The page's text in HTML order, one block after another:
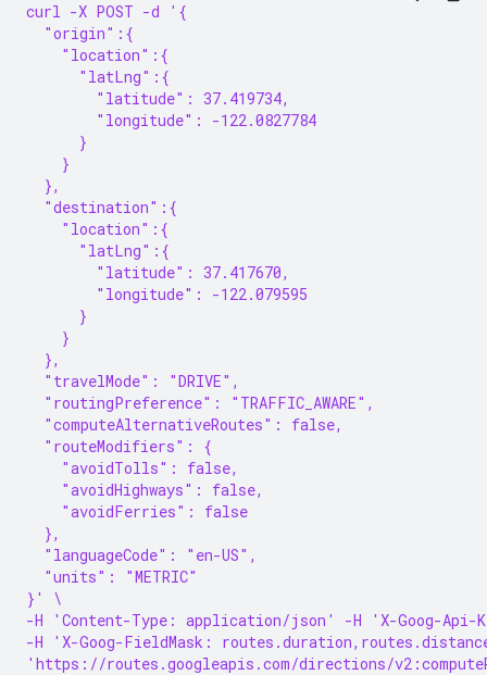
curl -X POST -d '{
  "origin":{
    "location":{
      "latLng":{
        "latitude": 37.419734,
        "longitude": -122.0827784
      }
    }
  },
  "destination":{
    "location":{
      "latLng":{
        "latitude": 37.417670,
        "longitude": -122.079595
      }
    }
  },
  "travelMode": "DRIVE",
  "routingPreference": "TRAFFIC_AWARE",
  "computeAlternativeRoutes": false,
  "routeModifiers": {
    "avoidTolls": false,
    "avoidHighways": false,
    "avoidFerries": false
  },
  "languageCode": "en-US",
  "units": "METRIC"
}' \
-H 'Content-Type: application/json' -H 'X-Goog-Api-
-H 'X-Goog-FieldMask:
'https://routes.googleapis.com/directions/